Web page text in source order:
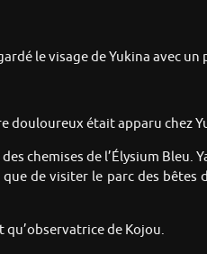
le visage de Yukina avec
douloureux était apparu chez
chemises de l’Élysium Bleu.
de visiter le parc des bêtes
de Kojou.